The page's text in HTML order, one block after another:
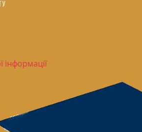
інформації